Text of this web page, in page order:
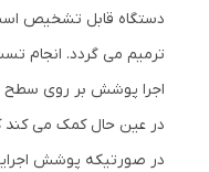
دستگاه قابل تشخیص
ترمیم می گردد. انجام
اجرا پوشش بر روی سطح
در عین حال کمک می کند
در صورتیکه پوشش